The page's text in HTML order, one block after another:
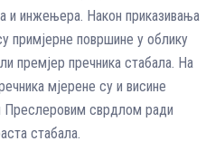
и инжењера. Након приказивања
примјерне површине у облику
премјер пречника стабала. На
мјерене су и висине
Преслеровим сврдлом ради
стабала.